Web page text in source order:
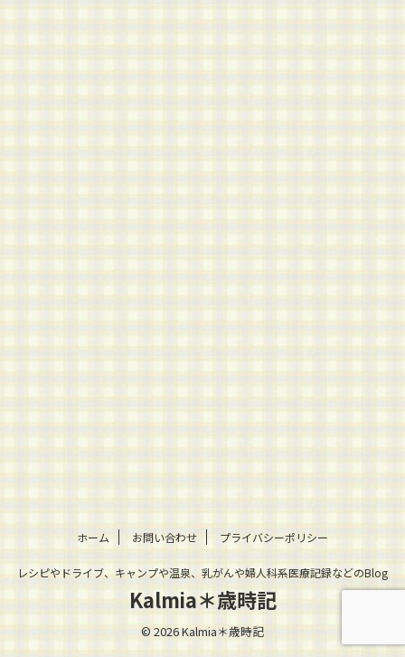
ホーム お問い合わせ プライバシーポリシー
レシピやドライブ、キャンプや温泉、乳がんや婦人科系医療記録などのBlog
Kalmia＊歳時記
© 2026 Kalmia＊歳時記